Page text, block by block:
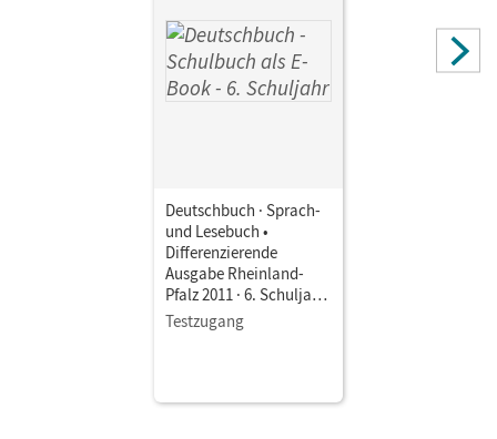
Fulde, Agnes; Hoffmann, Frauke; Gauggel, Hans-Joachim;
Mevissen, Andrea; Lichtenstein, Marianna; Dick, Friedrich;
Rusnok, Toka-Lena; Chatzistamatiou, Julie; Schneider,
Deutschbuch · Sprach-
und Lesebuch •
Differenzierende
Ausgabe Rheinland-
Pfalz 2011 · 6. Schuljahr
• Schulbuch als E-Book
Testzugang